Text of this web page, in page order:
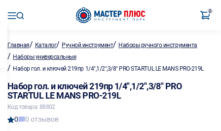
0
Главная/ Каталог/ Ручной инструмент/ Наборы ручного инструмента
/ Наборы универсальные
/ Набор гол. и ключей 219пр 1/4",1/2",3/8" PRO STARTUL LE MANS PRO-219L
Набор гол. и ключей 219пр 1/4",1/2",3/8" PRO
STARTUL LE MANS PRO-219L
Код товара: 88802
0 0 отзывов